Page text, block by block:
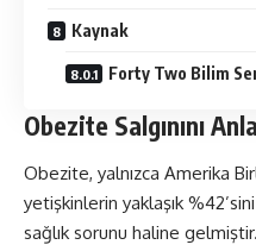
Kaynak
Forty Two Bilim
Obezite Salgınını
Obezite, yalnızca Amerika
yetişkinlerin yaklaşık
sağlık sorunu haline